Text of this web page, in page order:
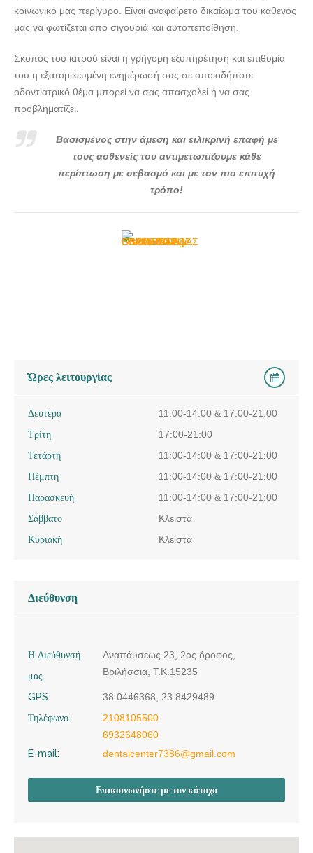
κοινωνικό μας περίγυρο. Είναι αναφαίρετο δικαίωμα του καθενός
μας να φωτίζεται από σιγουριά και αυτοπεποίθηση.
Σκοπός του ιατρού είναι η γρήγορη εξυπηρέτηση και επιθυμία
του η εξατομικευμένη ενημέρωσή σας σε οποιοδήποτε
οδοντιατρικό θέμα μπορεί να σας απασχολεί ή να σας
προβληματίζει.
Βασισμένος στην άμεση και ειλικρινή επαφή με
τους ασθενείς του αντιμετωπίζουμε κάθε
περίπτωση με σεβασμό και με τον πιο επιτυχή
τρόπο!
Ώρες λειτουργίας
Δευτέρα
11:00-14:00 & 17:00-21:00
Τρίτη
17:00-21:00
Τετάρτη
11:00-14:00 & 17:00-21:00
Πέμπτη
11:00-14:00 & 17:00-21:00
Παρασκευή
11:00-14:00 & 17:00-21:00
Σάββατο
Κλειστά
Κυριακή
Κλειστά
Διεύθυνση
Η Διεύθυνσή
μας:
Αναπάυσεως 23, 2ος όροφος,
Βριλήσσια, Τ.Κ.15235
GPS:
38.0446368, 23.8429489
Τηλέφωνο:
2108105500
6932648060
E-mail:
dentalcenter7386@gmail.com
Επικοινωνήστε με τον κάτοχο